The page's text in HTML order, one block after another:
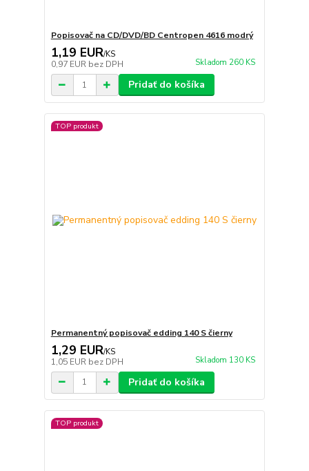
Popisovač na CD/DVD/BD Centropen 4616 modrý
1,19 EUR/KS
0,97 EUR bez DPH Skladom 260 KS
Pridať do košíka
TOP produkt
Permanentný popisovač edding 140 S čierny
1,29 EUR/KS
1,05 EUR bez DPH Skladom 130 KS
Pridať do košíka
TOP produkt